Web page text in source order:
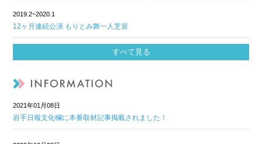
2019.2~2020.1
12ヶ月連続公演 もりとみ舞一人芝居
すべて見る
2021年01月08日
岩手日報文化欄に本番取材記事掲載されました！